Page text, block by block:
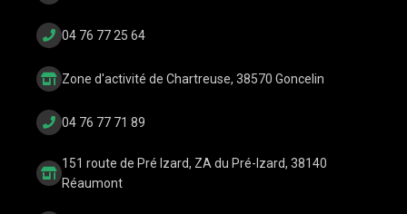
04 76 77 25 64
Zone d'activité de Chartreuse, 38570 Goncelin
04 76 77 71 89
151 route de Pré Izard, ZA du Pré-Izard, 38140
Réaumont